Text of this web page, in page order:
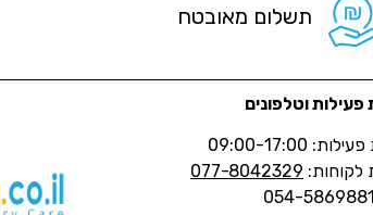
תשלום מאובטח
וטלפונים
09:00-17:00
לקוחות: 077-8042329